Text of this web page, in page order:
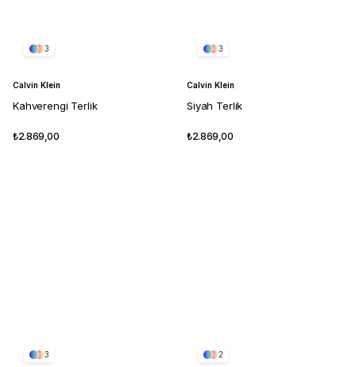
3
Calvin Klein
Kahverengi Terlik
₺2.869,00
3
Calvin Klein
Siyah Terlik
₺2.869,00
3 2